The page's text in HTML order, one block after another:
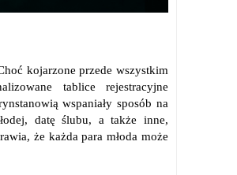
kojarzone przede wszystkim
tablice rejestracyjne
wspaniały sposób na
datę ślubu, a także inne,
że każda para młoda może